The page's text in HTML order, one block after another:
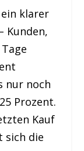
ein klarer
Kunden,
nur noch
Prozent.
Kauf
sich die